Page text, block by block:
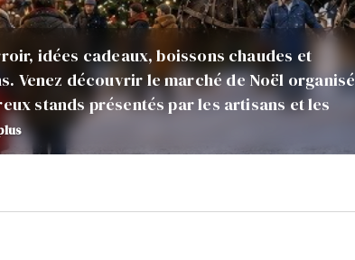
idées cadeaux, boissons chaudes et
Venez découvrir le marché de Noël organisé
stands présentés par les artisans et les